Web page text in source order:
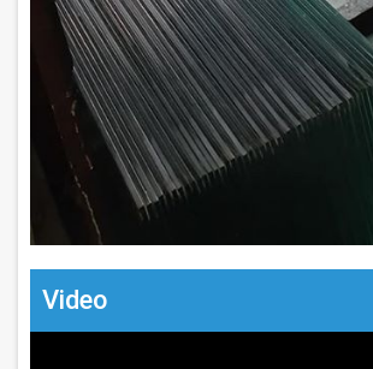
Video